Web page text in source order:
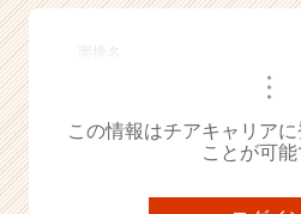
成
ら
ス
面接名
・・・
この情報はチアキャリア
ことが可